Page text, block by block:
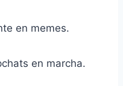
en memes.
en marcha.